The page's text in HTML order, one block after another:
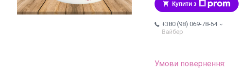
Купити з
+380 (98) 069-78-64
Вайбер